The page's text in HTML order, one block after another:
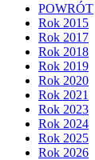
POWRÓT
Rok 2015
Rok 2017
Rok 2018
Rok 2019
Rok 2020
Rok 2021
Rok 2023
Rok 2024
Rok 2025
Rok 2026